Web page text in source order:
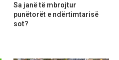
Sa janë të mbrojtur
punëtorët e ndërtimtarisë
sot?